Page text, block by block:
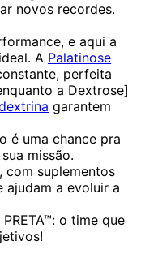
novos recordes.
e aqui a
A Palatinose
perfeita
a Dextrose]
garantem
é uma chance pra
missão.
com suplementos
ajudam a evoluir a
o time que